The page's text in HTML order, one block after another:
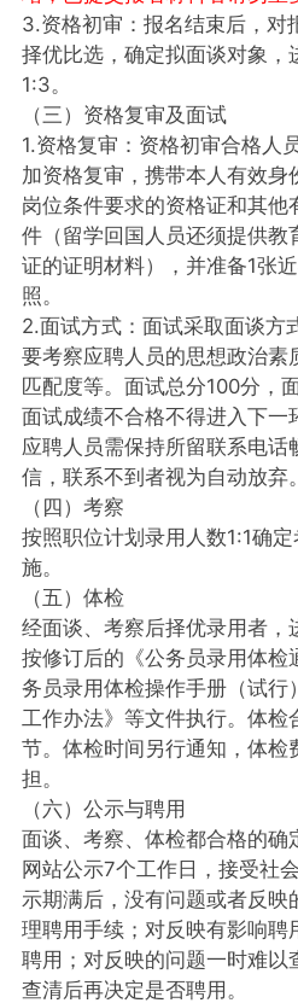
3.资格初审：报名结束后，对
择优比选，确定拟面谈对象，
1:3。
（三）资格复审及面试
1.资格复审：资格初审合格人
加资格复审，携带本人有效身
岗位条件要求的资格证和其他
件（留学回国人员还须提供教
证的证明材料），并准备1张
照。
2.面试方式：面试采取面谈方
要考察应聘人员的思想政治素
匹配度等。面试总分100分，
面试成绩不合格不得进入下一
应聘人员需保持所留联系电话
信，联系不到者视为自动放弃。
（四）考察
按照职位计划录用人数1:1确
施。
（五）体检
经面谈、考察后择优录用者，
按修订后的《公务员录用体检
务员录用体检操作手册（试行
工作办法》等文件执行。体检
节。体检时间另行通知，体检
担。
（六）公示与聘用
面谈、考察、体检都合格的确
网站公示7个工作日，接受社
示期满后，没有问题或者反
理聘用手续；对反映有影响聘
聘用；对反映的问题一时难以
查清后再决定是否聘用。